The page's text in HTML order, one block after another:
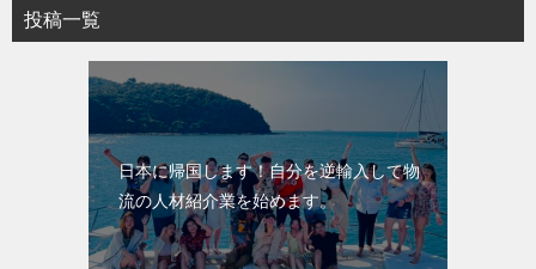
投稿一覧
日本に帰国します！自分を逆輸入して物
流の人材紹介業を始めます。